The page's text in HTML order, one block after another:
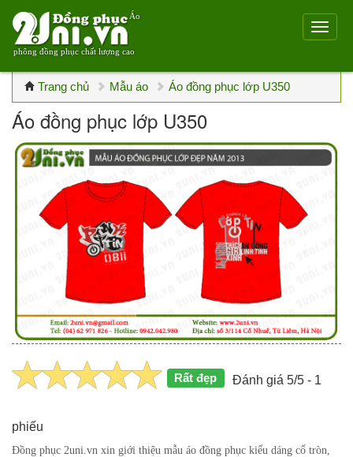
Áo
phông đồng phục chất lượng cao
Trang chủ Mẫu áo Áo đồng phục lớp U350
Áo đồng phục lớp U350
Rất đẹp Đánh giá 5/5 - 1
phiếu
Đồng phục 2uni.vn xin giới thiệu mẫu áo đồng phục kiểu dáng cổ tròn,